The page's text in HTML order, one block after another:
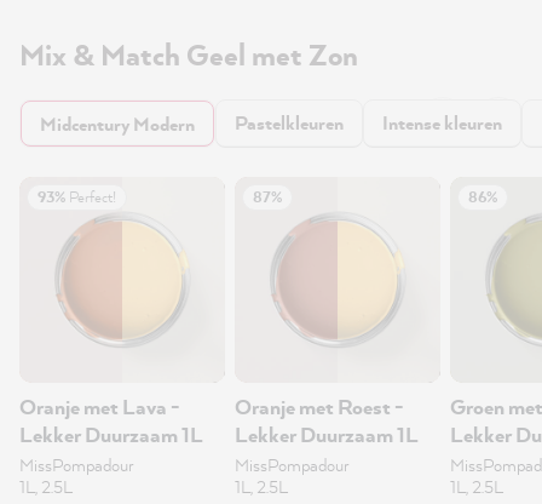
Mix & Match Geel met Zon
Midcentury Modern Pastelkleuren Intense kleuren
93% Perfect!
Oranje met Lava -
Lekker Duurzaam 1L
MissPompadour
1L, 2.5L
87%
Oranje met Roest -
Lekker Duurzaam 1L
MissPompadour
1L, 2.5L
86%
Groen
Lekker
1L, 2.5L